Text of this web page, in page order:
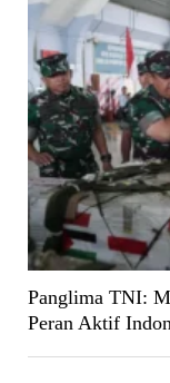
Panglima TNI:
Peran Aktif